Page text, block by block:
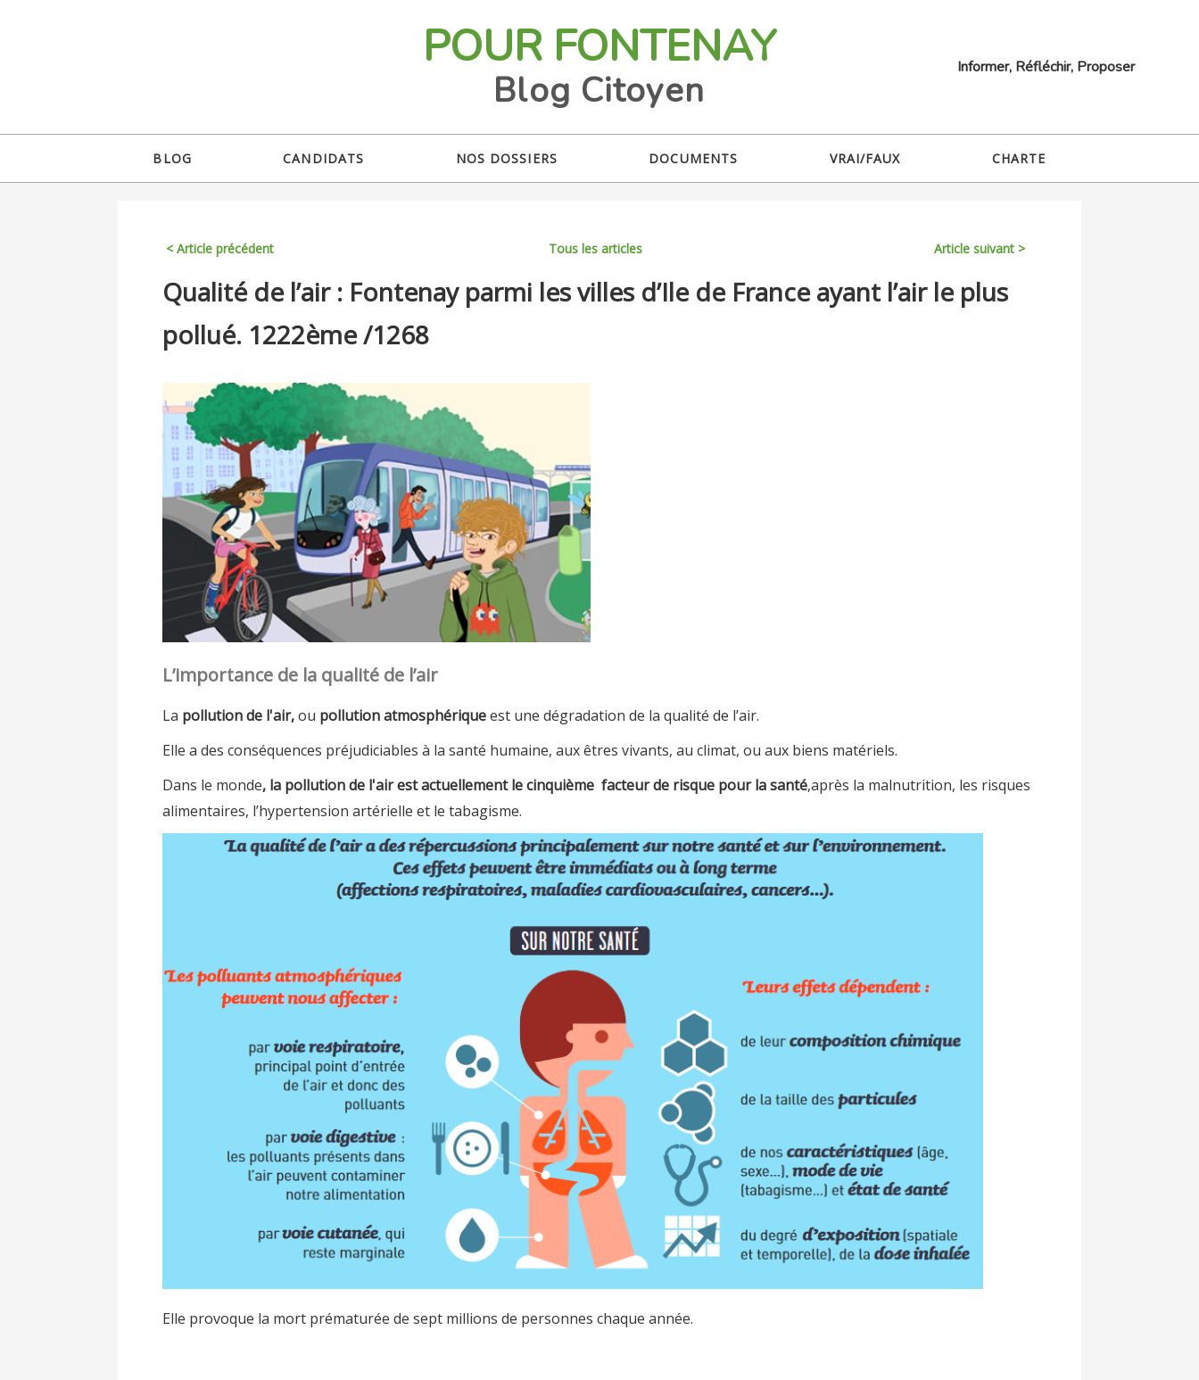
POUR FONTENAY
Blog Citoyen
Informer, Réfléchir, Proposer
top
BLOG CANDIDATS NOS DOSSIERS DOCUMENTS VRAI/FAUX CHARTE
< Article précédent Tous les articles Article suivant >
Back
to
Qualité de l’air : Fontenay parmi les villes d’Ile de France ayant l’air le plus
pollué. 1222ème /1268
L’importance de la qualité de l’air
La pollution de l'air,ou pollution atmosphériqueest une dégradation de la qualité de l’air.
Elle a des conséquences préjudiciables à la santé humaine, aux êtres vivants, au climat, ou aux biens matériels.
Dans le monde, la pollution de l'air est actuellement le cinquième facteur de risque pour la santé,après la malnutrition, les risques
alimentaires, l’hypertension artérielle et le tabagisme.
Elle provoque la mort prématurée de sept millions de personnes chaque année.